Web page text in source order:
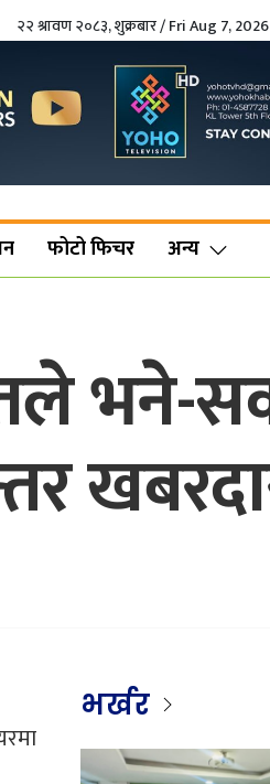
२२ श्रावण २०८३, शुक्रबार / Fri Aug 7, 2026
फोटो फिचर अन्य
भने-
भर्खर